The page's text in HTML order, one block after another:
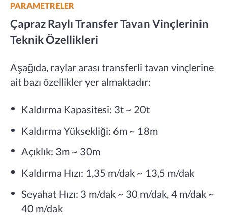
PARAMETRELER
Çapraz Raylı Transfer Tavan Vinçlerinin
Teknik Özellikleri
Aşağıda, raylar arası transferli tavan vinçlerine
ait bazı özellikler yer almaktadır:
Kaldırma Kapasitesi: 3t ~ 20t
Kaldırma Yüksekliği: 6m ~ 18m
Açıklık: 3m ~ 30m
Kaldırma Hızı: 1,35 m/dak ~ 13,5 m/dak
Seyahat Hızı: 3 m/dak ~ 30 m/dak, 4 m/dak ~
40 m/dak